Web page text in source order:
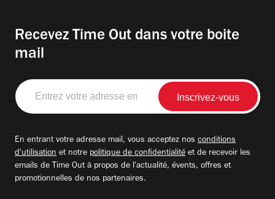
Recevez Time Out dans votre boite
mail
Entrez
votre
adresse
En entrant votre adresse mail, vous acceptez nos conditions
d'utilisation et notre politique de confidentialité et de recevoir les
emails de Time Out à propos de l'actualité, évents, offres et
promotionnelles de nos partenaires.